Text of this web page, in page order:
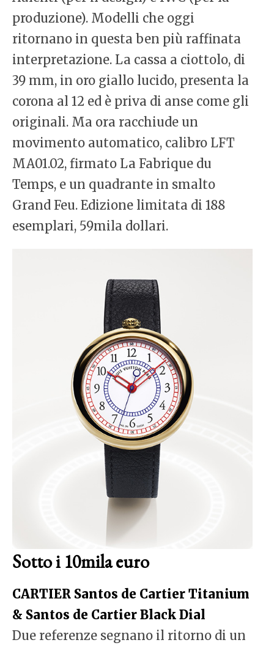
produzione). Modelli che oggi
ritornano in questa ben più raffinata
interpretazione. La cassa a ciottolo, di
39 mm, in oro giallo lucido, presenta la
corona al 12 ed è priva di anse come gli
originali. Ma ora racchiude un
movimento automatico, calibro LFT
MA01.02, firmato La Fabrique du
Temps, e un quadrante in smalto
Grand Feu. Edizione limitata di 188
esemplari, 59mila dollari.
Sotto i 10mila euro
CARTIER Santos de Cartier Titanium
& Santos de Cartier Black Dial
Due referenze segnano il ritorno di un